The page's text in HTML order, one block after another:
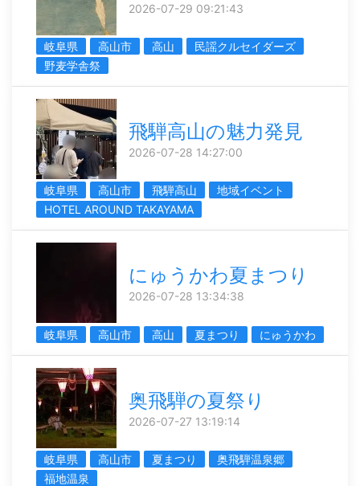
2026-07-29 09:21:43
岐阜県 高山市 高山
民謡クルセイダーズ
野麦学舎祭
飛騨高山の魅力発見
2026-07-28 14:27:00
岐阜県 高山市 飛騨高山
地域イベント
HOTEL AROUND TAKAYAMA
にゅうかわ夏まつり
2026-07-28 13:34:38
岐阜県 高山市 高山 夏まつり にゅうかわ
奥飛騨の夏祭り
2026-07-27 13:19:14
岐阜県 高山市 夏まつり
奥飛騨温泉郷
福地温泉